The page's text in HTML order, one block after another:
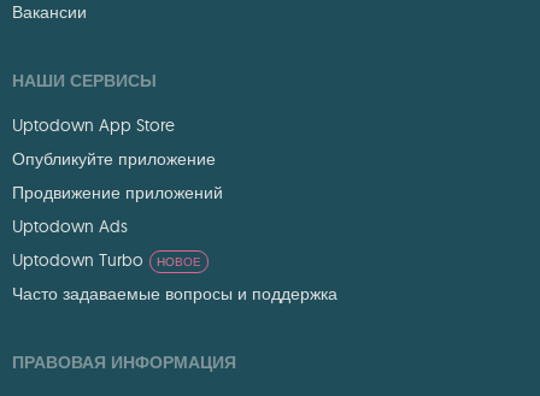
Вакансии
НАШИ СЕРВИСЫ
Uptodown App Store
Опубликуйте приложение
Продвижение приложений
Uptodown Ads
Uptodown Turbo
НОВОЕ
Часто задаваемые вопросы и поддержка
ПРАВОВАЯ ИНФОРМАЦИЯ